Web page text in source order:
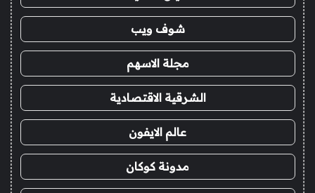
شوف ويب
مجلة الاسهم
الشرقية الاقتصادية
عالم الايفون
مدونة كوكان